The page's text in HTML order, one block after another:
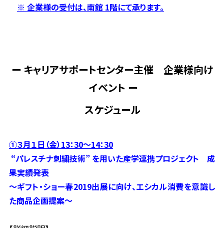
※ 企業様の受付は、南館 1階にて承ります。
ー キャリアサポートセンター主催 企業様向け
イベント ー
スケジュール
①３月１日（金）13：30～14：30
“パレスチナ刺繍技術” を用いた産学連携プロジェクト 成
果実績発表
～ギフト・ショー春2019出展に向け、エシカル消費を意識し
た商品企画提案～